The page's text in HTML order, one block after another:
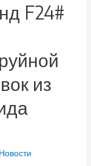
F24#
из
Новости